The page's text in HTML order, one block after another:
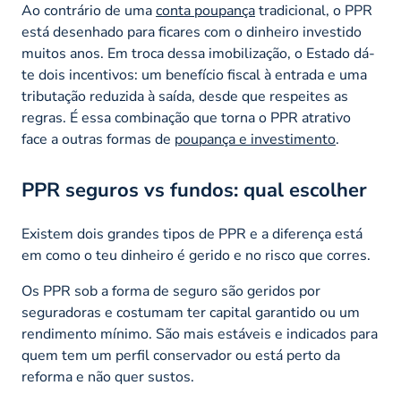
Ao contrário de umaconta poupançatradicional, o PPR
está desenhado para ficares com o dinheiro investido
muitos anos. Em troca dessa imobilização, o Estado dá-
te dois incentivos: um benefício fiscal à entrada e uma
tributação reduzida à saída, desde que respeites as
regras. É essa combinação que torna o PPR atrativo
face a outras formas de poupança e investimento.
PPR seguros vs fundos: qual escolher
Existem dois grandes tipos de PPR e a diferença está
em como o teu dinheiro é gerido e no risco que corres.
Os PPR sob a forma de seguro são geridos por
seguradoras e costumam ter capital garantido ou um
rendimento mínimo. São mais estáveis e indicados para
quem tem um perfil conservador ou está perto da
reforma e não quer sustos.